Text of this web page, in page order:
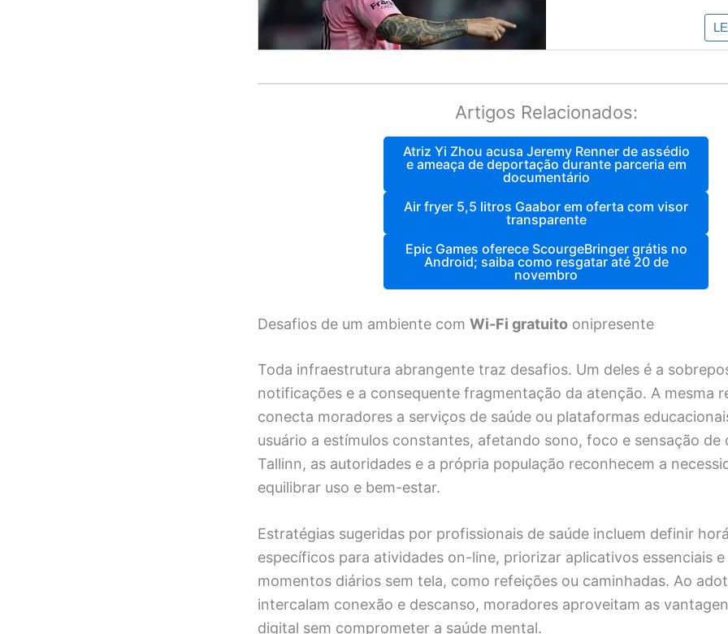
Artigos Relacionados:
Atriz Yi Zhou acusa Jeremy Renner de assédio
e ameaça de deportação durante parceria em
documentário
Air fryer 5,5 litros Gaabor em oferta com visor
transparente
Epic Games oferece ScourgeBringer grátis no
Android; saiba como resgatar até 20 de
novembro
Desafios de um ambiente com Wi-Fi gratuito onipresente
Toda infraestrutura abrangente traz desafios. Um deles é a
notificações e a consequente fragmentação da atenção. A mesma
conecta moradores a serviços de saúde ou plataformas
usuário a estímulos constantes, afetando sono, foco e sensação de
Tallinn, as autoridades e a própria população reconhecem a
equilibrar uso e bem-estar.
Estratégias sugeridas por profissionais de saúde incluem definir
específicos para atividades on-line, priorizar aplicativos essenciais
momentos diários sem tela, como refeições ou caminhadas. Ao
intercalam conexão e descanso, moradores aproveitam as
digital sem comprometer a saúde mental.